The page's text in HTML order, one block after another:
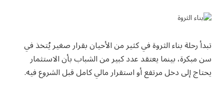
تبدأ رحلة بناء الثروة في كثير من الأحيان بقرار صغير يُتخذ في
سن مبكرة، بينما يعتقد عدد كبير من الشباب بأن الاستثمار
يحتاج إلى دخل مرتفع أو استقرار مالي كامل قبل الشروع فيه.